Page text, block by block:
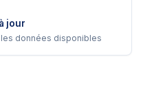
jour
données disponibles